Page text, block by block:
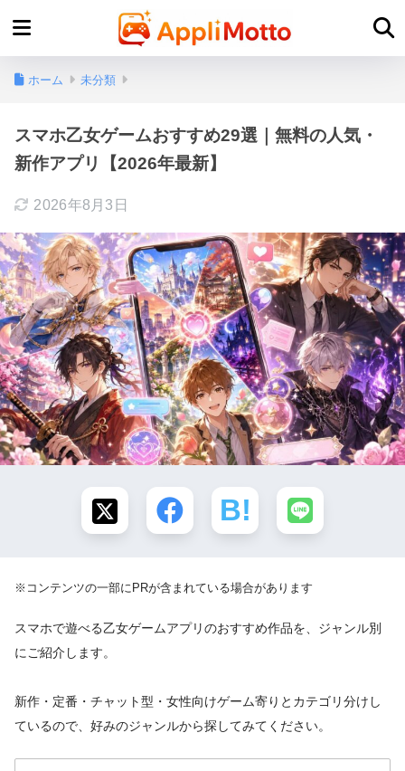
ホーム 未分類
スマホ乙女ゲームおすすめ29選｜無料の人気・
新作アプリ【2026年最新】
2026年8月3日
※コンテンツの一部にPRが含まれている場合があります
スマホで遊べる乙女ゲームアプリのおすすめ作品を、ジャンル別
にご紹介します。
新作・定番・チャット型・女性向けゲーム寄りとカテゴリ分けし
ているので、好みのジャンルから探してみてください。